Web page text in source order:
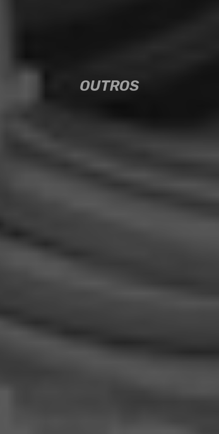
OUTROS
OUTROS